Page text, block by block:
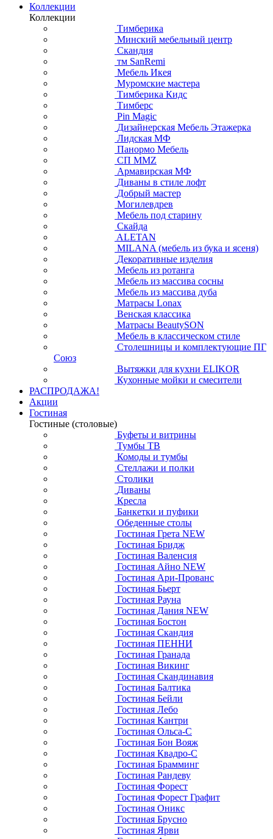
Коллекции
Коллекции
Тимберика
Минский мебельный центр
Скандия
тм SanRemi
Мебель Икея
Муромские мастера
Тимберика Кидс
Тимберс
Pin Magic
Дизайнерская Мебель Этажерка
Лидская МФ
Панормо Мебель
СП ММZ
Армавирская МФ
Диваны в стиле лофт
Добрый мастер
Могилевдрев
Мебель под старину
Скайда
ALETAN
MILANA (мебель из бука и ясеня)
Декоративные изделия
Мебель из ротанга
Мебель из массива сосны
Мебель из массива дуба
Матрасы Lonax
Венская классика
Матрасы BeautySON
Мебель в классическом стиле
Столешницы и комплектующие ПГ
Союз
Вытяжки для кухни ELIKOR
Кухонные мойки и смесители
РАСПРОДАЖА!
Акции
Гостиная
Гостиные (столовые)
Буфеты и витрины
Тумбы ТВ
Комоды и тумбы
Стеллажи и полки
Столики
Диваны
Кресла
Банкетки и пуфики
Обеденные столы
Гостиная Грета NEW
Гостиная Бридж
Гостиная Валенсия
Гостиная Айно NEW
Гостиная Ари-Прованс
Гостиная Бьерт
Гостиная Рауна
Гостиная Дания NEW
Гостиная Бостон
Гостиная Скандия
Гостиная ПЕННИ
Гостиная Гранада
Гостиная Викинг
Гостиная Скандинавия
Гостиная Балтика
Гостиная Бейли
Гостиная Лебо
Гостиная Кантри
Гостиная Ольса-С
Гостиная Бон Вояж
Гостиная Квадро-С
Гостиная Брамминг
Гостиная Рандеву
Гостиная Форест
Гостиная Форест Графит
Гостиная Оникс
Гостиная Брусно
Гостиная Ярви